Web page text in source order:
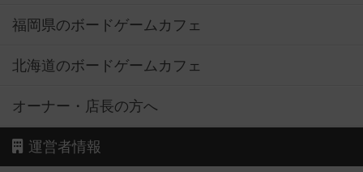
福岡県のボードゲームカフェ
北海道のボードゲームカフェ
オーナー・店長の方へ
運営者情報